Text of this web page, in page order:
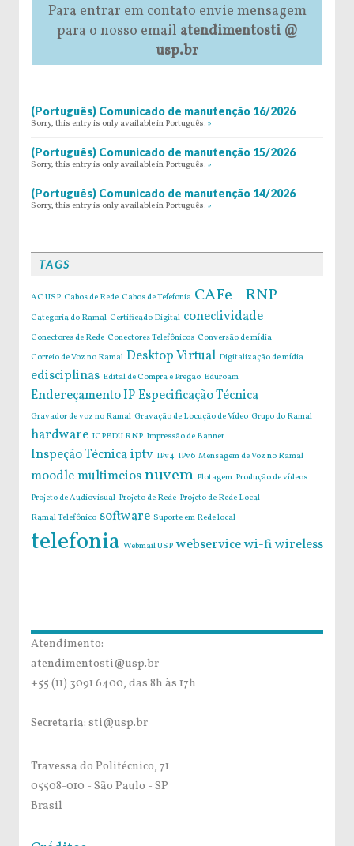
Para entrar em contato envie mensagem
para o nosso email atendimentosti @
usp.br
(Português) Comunicado de manutenção 16/2026
Sorry, this entry is only available in Português. »
(Português) Comunicado de manutenção 15/2026
Sorry, this entry is only available in Português. »
(Português) Comunicado de manutenção 14/2026
Sorry, this entry is only available in Português. »
TAGS
AC USP Cabos de Rede Cabos de Tefefonia CAFe - RNP
Categoria do Ramal Certificado Digital conectividade
Conectores de Rede Conectores Telefônicos Conversão de mídia
Correio de Voz no Ramal Desktop Virtual Digitalização de mídia
edisciplinas Edital de Compra e Pregão Eduroam
Endereçamento IPEspecificação Técnica
Gravador de voz no Ramal Gravação de Locução de Vídeo Grupo do Ramal
hardware ICPEDU RNP Impressão de Banner
Inspeção Técnicaiptv IPv4 IPv6 Mensagem de Voz no Ramal
moodlemultimeiosnuvem Plotagem Produção de vídeos
Projeto de Audiovisual Projeto de Rede Projeto de Rede Local
Ramal Telefônico software Suporte em Rede local
telefonia Webmail USP webservicewi-fiwireless
Atendimento:
atendimentosti@usp.br
+55 (11) 3091 6400, das 8h às 17h
Secretaria: sti@usp.br
Travessa do Politécnico, 71
05508-010 - São Paulo - SP
Brasil